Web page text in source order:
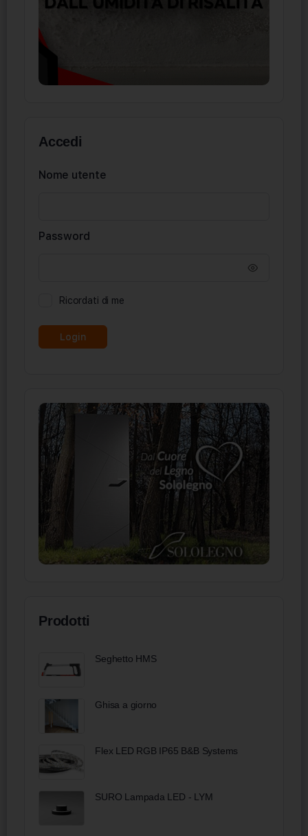
Accedi
Nome utente
Password
Ricordati di me
Prodotti
Seghetto HMS
Ghisa a giorno
Flex LED RGB IP65 B&B Systems
SURO Lampada LED - LYM